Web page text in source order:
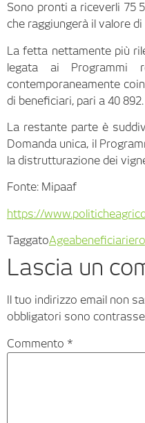
Sono pronti a riceverli 75
che raggiungerà il valore
La fetta nettamente più
legata ai Programmi
contemporaneamente
di beneficiari, pari a 40 892.
La restante parte è
Domanda unica, il
la distrutturazione dei
Fonte: Mipaaf
https://
TaggatoAgeabeneficiari
Lascia un
Il tuo indirizzo email non
obbligatori sono
Commento *